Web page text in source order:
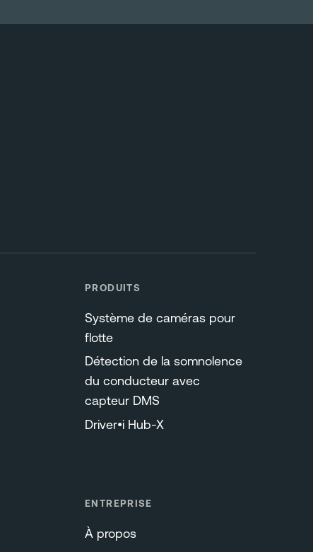
PRODUITS
Système de caméras pour
flotte
Détection de la somnolence
du conducteur avec
capteur DMS
Driver•i Hub-X
ENTREPRISE
À propos